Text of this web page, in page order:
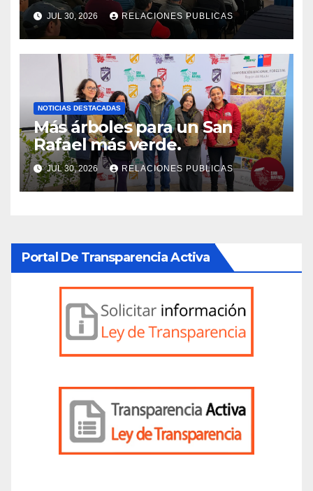
charla sobre la nueva
normativa de trazabilidad
equina
JUL 30, 2026 RELACIONES PUBLICAS
NOTICIAS DESTACADAS
Más árboles para un San
Rafael más verde.
JUL 30, 2026 RELACIONES PUBLICAS
Portal De Transparencia Activa